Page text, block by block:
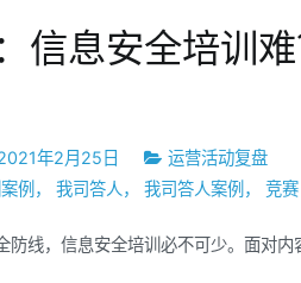
信息安全培训
年2月25日
运营活动复盘
例 ， 我司答人 ， 我司答人案例 ， 竞赛
防线，信息安全培训必不可少。面对